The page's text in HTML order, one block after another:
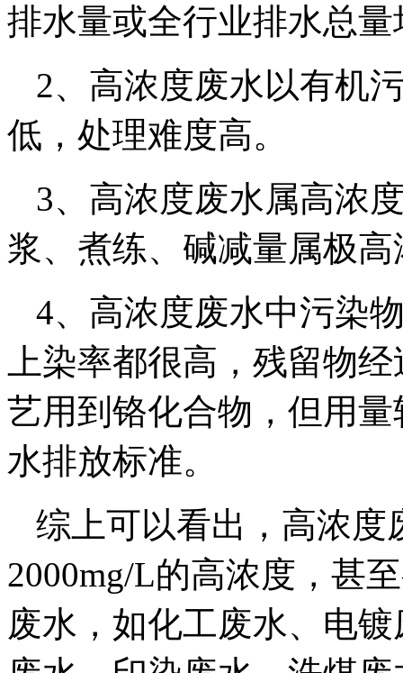
排水量或全行业排水总
2、高浓度废水以有机
低，处理难度高。
3、高浓度废水属高浓
浆、煮练、碱减量属极高
4、高浓度废水中污染
上染率都很高，残留物
艺用到铬化合物，但用
水排放标准。
综上可以看出，高浓度
2000mg/L的高浓度，甚
废水，如化工废水、电